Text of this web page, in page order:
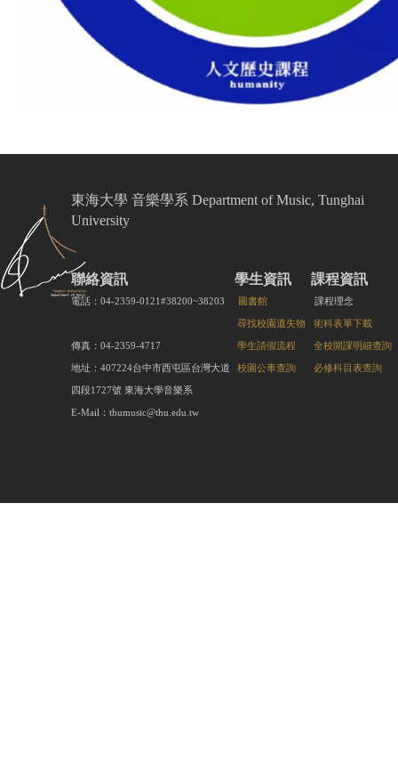
東海大學 音樂學系 Department of Music, Tunghai
University
聯絡資訊
電話：04-2359-0121#38200~38203
傳真：04-2359-4717
地址：407224台中市西屯區台灣大道
四段1727號 東海大學音樂系
E-Mail：thumusic@thu.edu.tw
學生資訊
圖書館
尋找校園遺失物
學生請假流程
校園公車查詢
課程資訊
課程理念
術科表單下載
全校開課明細查詢
必修科目表查詢